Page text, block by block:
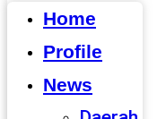
Home
Profile
News